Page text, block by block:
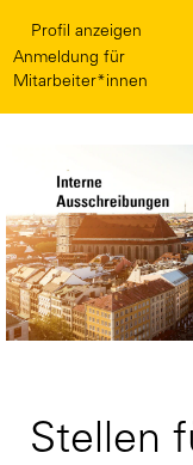
Profil anzeigen
Anmeldung für
Mitarbeiter*innen
Stellen
Stellen